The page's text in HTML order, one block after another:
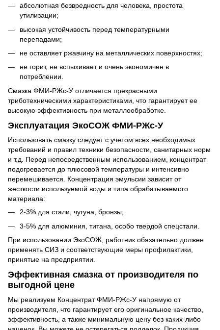
абсолютная безвредность для человека, простота
утилизации;
высокая устойчивость перед температурными
перепадами;
не оставляет ржавчину на металлических поверхностях;
не горит, не вспыхивает и очень экономичен в
потреблении.
Смазка ФМИ-РЖс-У отличается прекрасными
триботехническими характеристиками, что гарантирует ее
высокую эффективность при металлообработке.
Эксплуатация ЭкоСОЖ ФМИ-РЖс-У
Использовать смазку следует с учетом всех необходимых
требований и правил техники безопасности, санитарных норм
и т.д. Перед непосредственным использованием, концентрат
подогревается до плюсовой температуры и интенсивно
перемешивается. Концентрация эмульсии зависит от
жесткости используемой воды и типа обрабатываемого
материала:
2-3% для стали, чугуна, бронзы;
3-5% для алюминия, титана, особо твердой спецстали.
При использовании ЭкоСОЖ, работник обязательно должен
применять СИЗ и соответствующие меры профилактики,
принятые на предприятии.
Эффективная смазка от производителя по
выгодной цене
Мы реализуем Концентрат ФМИ-РЖс-У напрямую от
производителя, что гарантирует его оригинальное качество,
эффективность, а также минимальную цену без каких-либо